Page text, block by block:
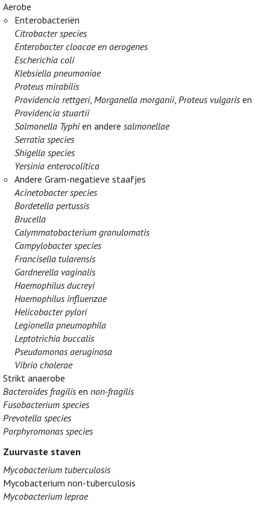
Aerobe
Enterobacteriën
Citrobacter species
Enterobacter cloacae en aerogenes
Escherichia coli
Klebsiella pneumoniae
Proteus mirabilis
Providencia rettgeri,Morganella morganii,Proteus vulgaris en
Providencia stuartii
Salmonella Typhien anderesalmonellae
Serratia species
Shigella species
Yersinia enterocolitica
Andere Gram-negatieve staafjes
Acinetobacter species
Bordetella pertussis
Brucella
Calymmatobacterium granulomatis
Campylobacter species
Francisella tularensis
Gardnerella vaginalis
Haemophilus ducreyi
Haemophilus influenzae
Helicobacter pylori
Legionella pneumophila
Leptotrichia buccalis
Pseudomonas aeruginosa
Vibrio cholerae
Strikt anaerobe
Bacteroides fragilis en non-fragilis
Fusobacterium species
Prevotella species
Porphyromonas species
Zuurvaste staven
Mycobacterium tuberculosis
Mycobacterium non-tuberculosis
Mycobacterium leprae